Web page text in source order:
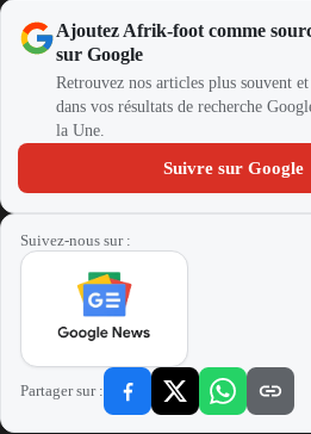
Ajoutez Afrik-foot comme
sur Google
Retrouvez nos articles plus souvent
dans vos résultats de recherche
la Une.
Suivre sur Google
Suivez-nous sur :
Partager sur :